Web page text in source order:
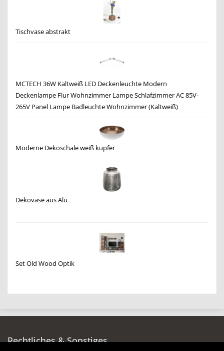
Tischvase abstrakt
MCTECH 36W Kaltweiß LED Deckenleuchte Modern
Deckenlampe Flur Wohnzimmer Lampe Schlafzimmer AC 85V-
265V Panel Lampe Badleuchte Wohnzimmer (Kaltweiß)
Moderne Dekoschale weiß kupfer
Dekovase aus Alu
Set Old Wood Optik
Rechtliches & Sonstiges